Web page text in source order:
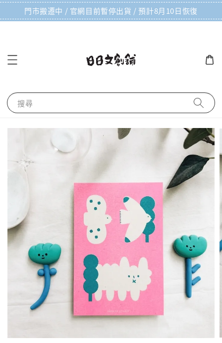
門市搬遷中 / 官網目前暫停出貨 / 預計8月10日恢復
搜尋